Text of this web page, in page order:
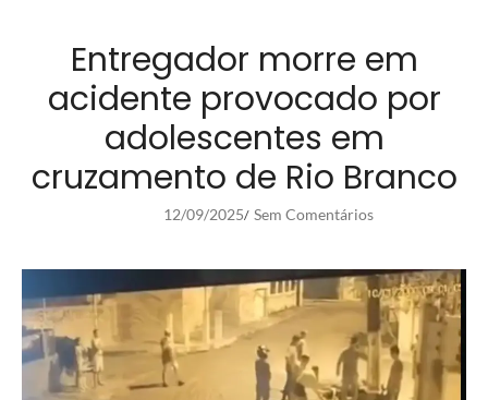
Entregador morre em
acidente provocado por
adolescentes em
cruzamento de Rio Branco
12/09/2025/ Sem Comentários